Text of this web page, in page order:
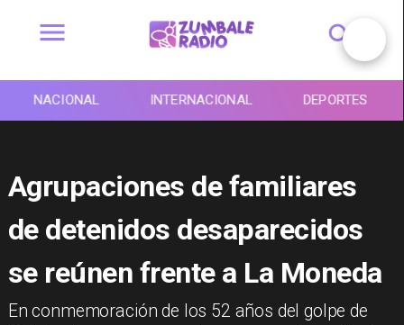
NACIONAL INTERNACIONAL DEPORTES
Agrupaciones de familiares
de detenidos desaparecidos
se reúnen frente a La Moneda
En conmemoración de los 52 años del golpe de